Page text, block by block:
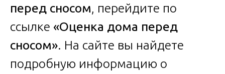
перед сносом, перейдите по
ссылке «Оценка дома перед
сносом». На сайте вы найдете
подробную информацию о